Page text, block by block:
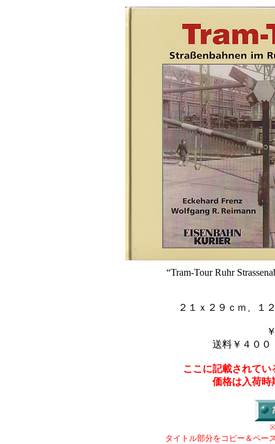
“Tram-Tour Ruhr
２１ｘ２９ｃｍ、１
送料￥４００
ここに記載されて
価格は入荷時
タイトル部分をコピー＆ペー